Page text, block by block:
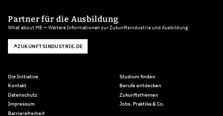
Partner für die Ausbildung
What about ME — Weitere Informationen zur Zukunftsindustrie und Ausbildung
ZUKUNFTSINDUSTRIE.DE
Die Initiative
Kontakt
Datenschutz
Impressum
Barrierefreiheit
Studium finden
Berufe entdecken
Zukunftsthemen
Jobs, Praktika & Co.